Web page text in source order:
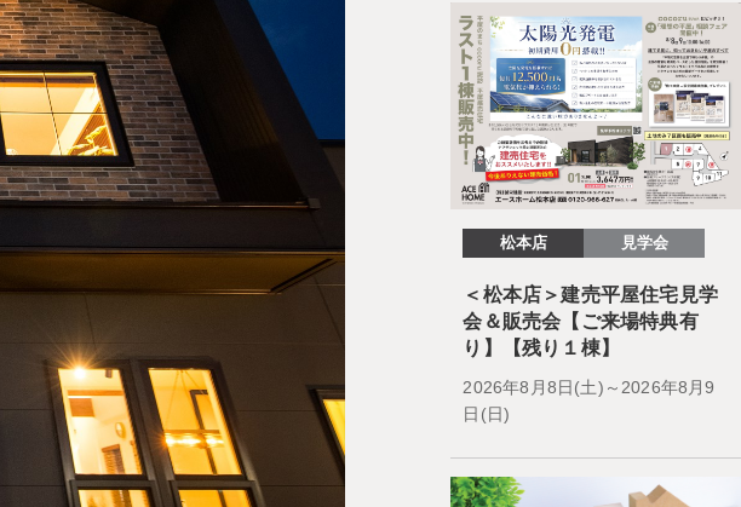
松本店 見学会
＜松本店＞建売平屋住宅見学
会＆販売会【ご来場特典有
り】【残り１棟】
2026年8月8日(土)～2026年8月9
日(日)